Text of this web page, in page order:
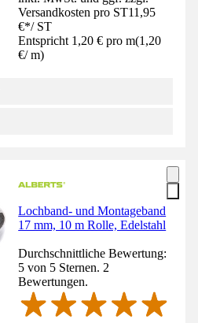
Versandkosten pro ST11,95
€*/ ST
Entspricht 1,20 € pro m(1,20
€/ m)
Lochband- und Montageband
17 mm, 10 m Rolle, Edelstahl
Durchschnittliche Bewertung:
5 von 5 Sternen. 2
Bewertungen.